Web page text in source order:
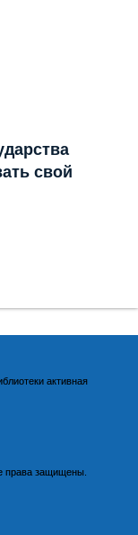
свой
активная
защищены.